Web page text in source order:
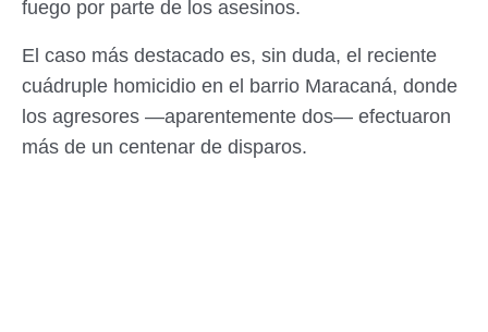
fuego por parte de los asesinos.
El caso más destacado es, sin duda, el reciente
cuádruple homicidio en el barrio Maracaná, donde
los agresores —aparentemente dos— efectuaron
más de un centenar de disparos.